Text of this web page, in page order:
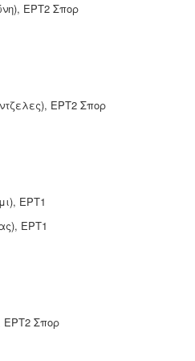
ΕΡΤ2 Σπορ
ΕΡΤ2 Σπορ
ΕΡΤ1
ΕΡΤ1
ΕΡΤ2 Σπορ